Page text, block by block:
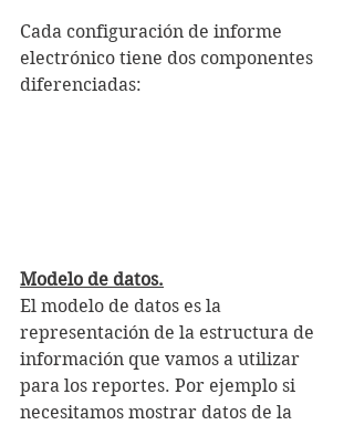
Cada configuración de informe
electrónico tiene dos componentes
diferenciadas:
Modelo de datos.
El modelo de datos es la
representación de la estructura de
información que vamos a utilizar
para los reportes. Por ejemplo si
necesitamos mostrar datos de la